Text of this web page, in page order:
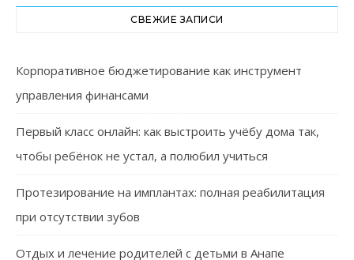
СВЕЖИЕ ЗАПИСИ
Корпоративное бюджетирование как инструмент
управления финансами
Первый класс онлайн: как выстроить учёбу дома так,
чтобы ребёнок не устал, а полюбил учиться
Протезирование на имплантах: полная реабилитация
при отсутствии зубов
Отдых и лечение родителей с детьми в Анапе